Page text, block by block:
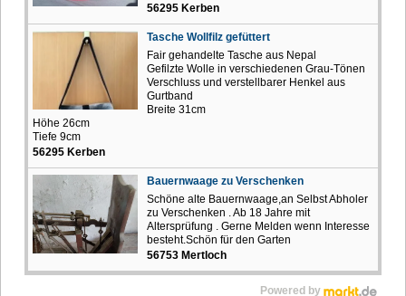
56295 Kerben
Tasche Wollfilz gefüttert
Fair gehandelte Tasche aus Nepal
Gefilzte Wolle in verschiedenen Grau-Tönen
Verschluss und verstellbarer Henkel aus
Gurtband
Breite 31cm
Höhe 26cm
Tiefe 9cm
56295 Kerben
Bauernwaage zu Verschenken
Schöne alte Bauernwaage,an Selbst Abholer
zu Verschenken . Ab 18 Jahre mit
Altersprüfung . Gerne Melden wenn Interesse
besteht.Schön für den Garten
56753 Mertloch
Powered by